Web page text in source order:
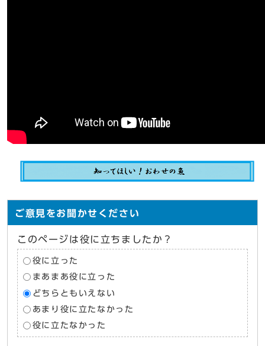
ご意見をお聞かせください
このページは役に立ちましたか？
役に立った
まあまあ役に立った
どちらともいえない
あまり役に立たなかった
役に立たなかった